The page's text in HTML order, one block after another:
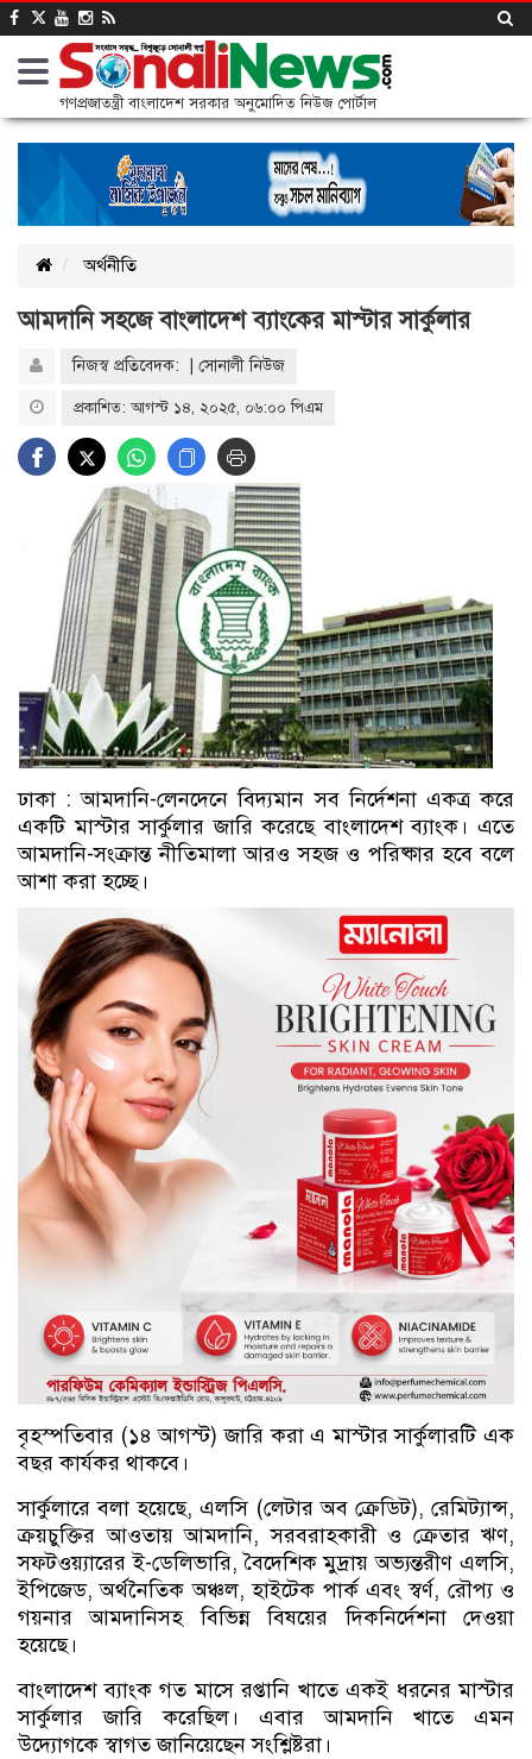
গণপ্রজাতন্ত্রী বাংলাদেশ সরকার অনুমোদিত নিউজ পোর্টাল
অর্থনীতি
আমদানি সহজে বাংলাদেশ ব্যাংকের মাস্টার সার্কুলার
নিজস্ব প্রতিবেদক: | সোনালী নিউজ
প্রকাশিত: আগস্ট ১৪, ২০২৫, ০৬:০০ পিএম
ঢাকা : আমদানি-লেনদেনে বিদ্যমান সব নির্দেশনা একত্র করে
একটি মাস্টার সার্কুলার জারি করেছে বাংলাদেশ ব্যাংক। এতে
আমদানি-সংক্রান্ত নীতিমালা আরও সহজ ও পরিষ্কার হবে বলে
আশা করা হচ্ছে।
বৃহস্পতিবার (১৪ আগস্ট) জারি করা এ মাস্টার সার্কুলারটি এক
বছর কার্যকর থাকবে।
সার্কুলারে বলা হয়েছে, এলসি (লেটার অব ক্রেডিট), রেমিট্যান্স,
ক্রয়চুক্তির আওতায় আমদানি, সরবরাহকারী ও ক্রেতার ঋণ,
সফটওয়্যারের ই-ডেলিভারি, বৈদেশিক মুদ্রায় অভ্যন্তরীণ এলসি,
ইপিজেড, অর্থনৈতিক অঞ্চল, হাইটেক পার্ক এবং স্বর্ণ, রৌপ্য ও
গয়নার আমদানিসহ বিভিন্ন বিষয়ের দিকনির্দেশনা দেওয়া
হয়েছে।
বাংলাদেশ ব্যাংক গত মাসে রপ্তানি খাতে একই ধরনের মাস্টার
সার্কুলার জারি করেছিল। এবার আমদানি খাতে এমন
উদ্যোগকে স্বাগত জানিয়েছেন সংশ্লিষ্টরা।